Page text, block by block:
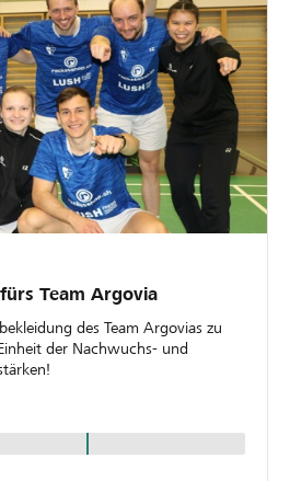
Team Argovia
des Team Argovias zu
der Nachwuchs- und